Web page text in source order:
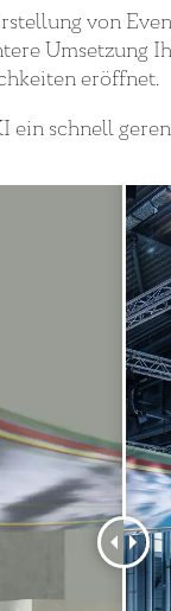
von
Umsetzung
eröffnet.
ein schnell